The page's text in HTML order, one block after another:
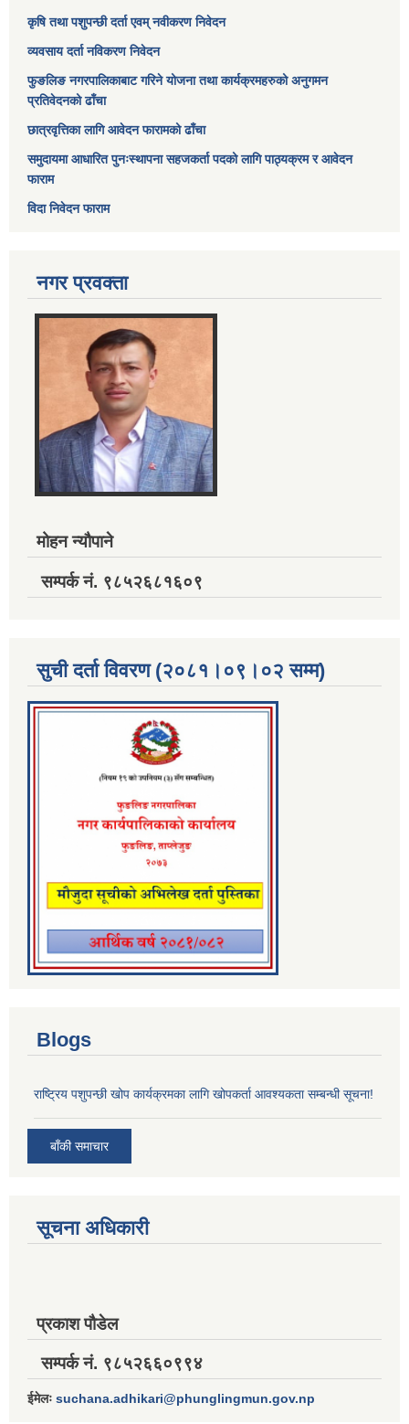
कृषि तथा पशुपन्छी दर्ता एवम् नवीकरण निवेदन
व्यवसाय दर्ता नविकरण निवेदन
फुङलिङ नगरपालिकाबाट गरिने योजना तथा कार्यक्रमहरुको अनुगमन
प्रतिवेदनको ढाँचा
छात्रवृत्तिका लागि आवेदन फारामको ढाँचा
समुदायमा आधारित पुनःस्थापना सहजकर्ता पदको लागि पाठ्यक्रम र आवेदन
फाराम
विदा निवेदन फाराम
नगर प्रवक्ता
मोहन न्यौपाने
सम्पर्क नं. ९८५२६८१६०९
सुची दर्ता विवरण (२०८१।०९।०२ सम्म)
Blogs
राष्ट्रिय पशुपन्छी खोप कार्यक्रमका लागि खोपकर्ता आवश्यकता सम्बन्धी सूचना!
बाँकी समाचार
सूचना अधिकारी
प्रकाश पौडेल
सम्पर्क नं. ९८५२६६०९९४
ईमेलः suchana.adhikari@phunglingmun.gov.np